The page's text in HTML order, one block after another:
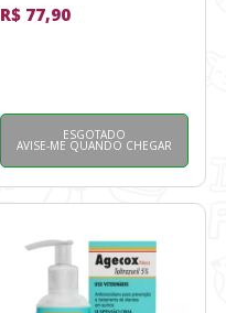
R$ 77,90
ESGOTADO
AVISE-ME QUANDO CHEGAR